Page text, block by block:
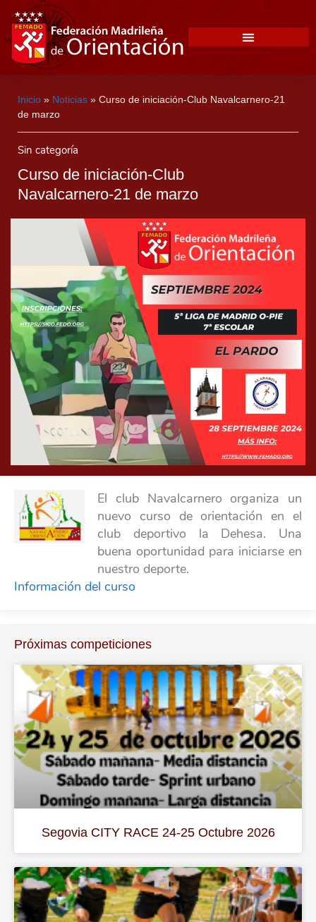
Inicio » Noticias » Curso de iniciación-Club Navalcarnero-21
de marzo
Sin categoría
Curso de iniciación-Club
Navalcarnero-21 de marzo
El club Navalcarnero organiza un
nuevo curso de orientación en el
club deportivo la Dehesa. Una
buena oportunidad para iniciarse en
nuestro deporte.
Información del curso
Próximas competiciones
Segovia CITY RACE 24-25 Octubre 2026